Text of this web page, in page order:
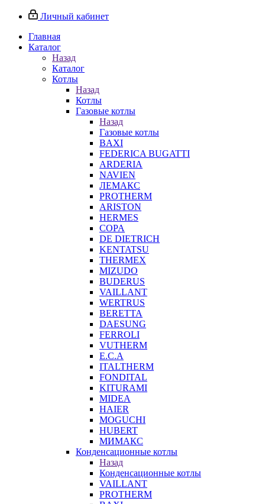
Личный кабинет
Главная
Каталог
Назад
Каталог
Котлы
Назад
Котлы
Газовые котлы
Назад
Газовые котлы
BAXI
FEDERICA BUGATTI
ARDERIA
NAVIEN
ЛЕМАКС
PROTHERM
ARISTON
HERMES
COPA
DE DIETRICH
KENTATSU
THERMEX
MIZUDO
BUDERUS
VAILLANT
WERTRUS
BERETTA
DAESUNG
FERROLI
VUTHERM
E.C.A
ITALTHERM
FONDITAL
KITURAMI
MIDEA
HAIER
MOGUCHI
HUBERT
МИМАКС
Конденсационные котлы
Назад
Конденсационные котлы
VAILLANT
PROTHERM